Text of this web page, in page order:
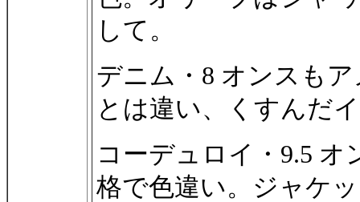
して。
デニム・8 オンスも
とは違い、くすんだ
コーデュロイ・9.5 オ
格で色違い。ジャケ